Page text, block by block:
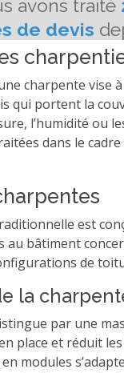
charpente vise
qui portent la
l’humidité ou
dans le
est
au bâtiment
de
la
par une
place et réduit
modules